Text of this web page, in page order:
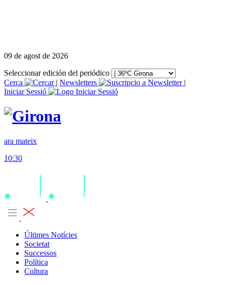
09 de agost de 2026
Seleccionar edición del periódico
Cerca
| Newsletters
|
Iniciar Sessió
ara mateix
10:30
Últimes Notícies
Societat
Successos
Política
Cultura